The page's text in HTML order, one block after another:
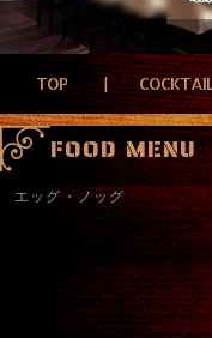
TOP
FOOD MENU
エッグ・ノッグ